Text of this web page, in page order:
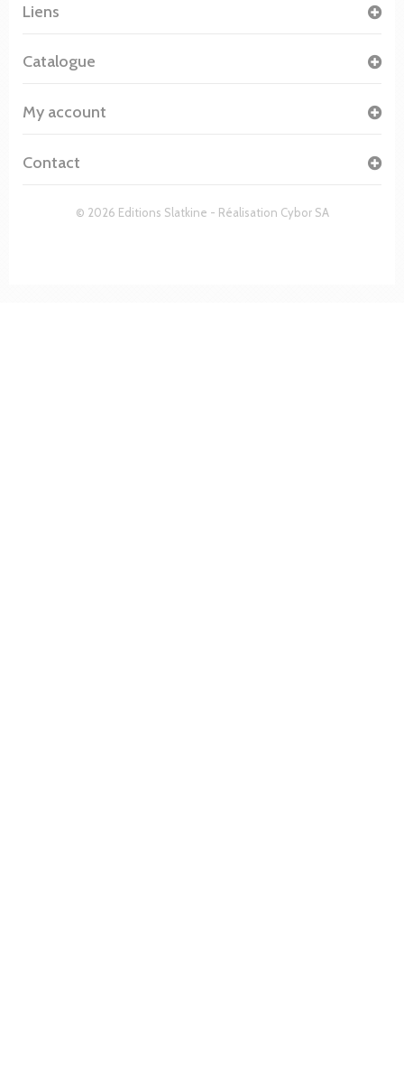
© 2026 Editions Slatkine - Réalisation Cybor SA
Liens
Catalogue
My account
Contact